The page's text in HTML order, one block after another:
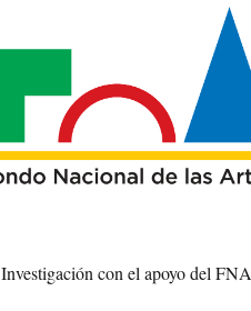
Investigación con el apoyo del FNA